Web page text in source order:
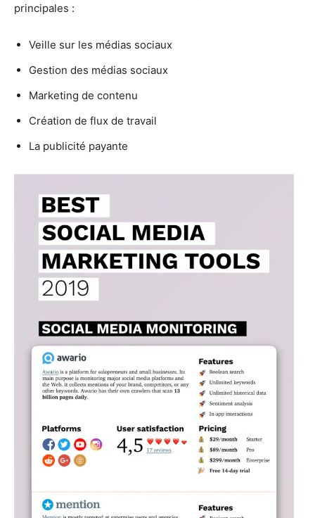
principales :
Veille sur les médias sociaux
Gestion des médias sociaux
Marketing de contenu
Création de flux de travail
La publicité payante